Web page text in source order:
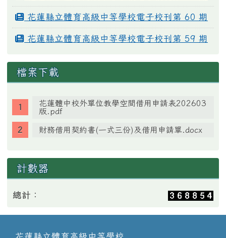
花蓮縣立體育高級中等學校電子校刊第 60 期
花蓮縣立體育高級中等學校電子校刊第 59 期
檔案下載
花蓮體中校外單位教學空間借用申請表202603
版.pdf
財務借用契約書(一式三份)及借用申請單.docx
計數器
總計：
花蓮縣立體育高級中等學校